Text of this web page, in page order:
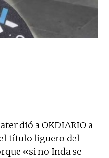
a OKDIARIO a
título liguero del
«si no Inda se